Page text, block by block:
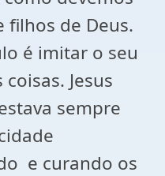
filhos de Deus.
é imitar o seu
Jesus
sempre
e curando os